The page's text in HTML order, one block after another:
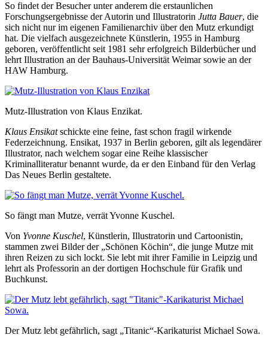
So findet der Besucher unter anderem die erstaunlichen
Forschungsergebnisse der Autorin und Illustratorin Jutta Bauer, die
sich nicht nur im eigenen Familienarchiv über den Mutz erkundigt
hat. Die vielfach ausgezeichnete Künstlerin, 1955 in Hamburg
geboren, veröffentlicht seit 1981 sehr erfolgreich Bilderbücher und
lehrt Illustration an der Bauhaus-Universität Weimar sowie an der
HAW Hamburg.
Mutz-Illustration von Klaus Enzikat.
Klaus Ensikatschickte eine feine, fast schon fragil wirkende
Federzeichnung. Ensikat, 1937 in Berlin geboren, gilt als legendärer
Illustrator, nach welchem sogar eine Reihe klassischer
Kriminalliteratur benannt wurde, da er den Einband für den Verlag
Das Neues Berlin gestaltete.
So fängt man Mutze, verrät Yvonne Kuschel.
Von Yvonne Kuschel, Künstlerin, Illustratorin und Cartoonistin,
stammen zwei Bilder der „Schönen Köchin“, die junge Mutze mit
ihren Reizen zu sich lockt. Sie lebt mit ihrer Familie in Leipzig und
lehrt als Professorin an der dortigen Hochschule für Grafik und
Buchkunst.
Der Mutz lebt gefährlich, sagt „Titanic“-Karikaturist Michael Sowa.